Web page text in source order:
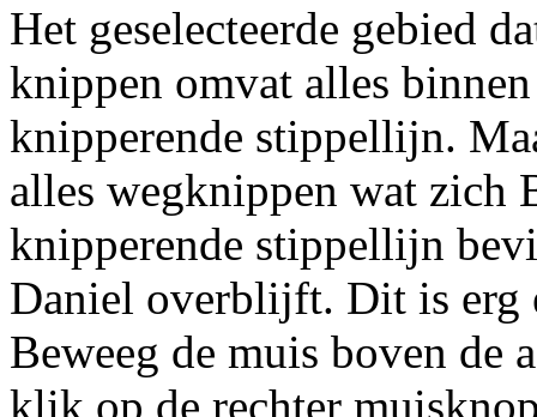
Het geselecteerde gebied
knippen omvat alles
knipperende stippellijn.
alles wegknippen wat zich
knipperende stippellijn
Daniel overblijft. Dit is erg
Beweeg de muis boven de
klik op de rechter